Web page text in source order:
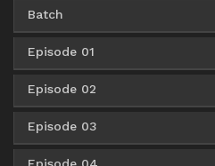
Batch
360p AceFile
480p
Episode 01
360p AceFile
480p
Episode 02
360p AceFile
Episode 03